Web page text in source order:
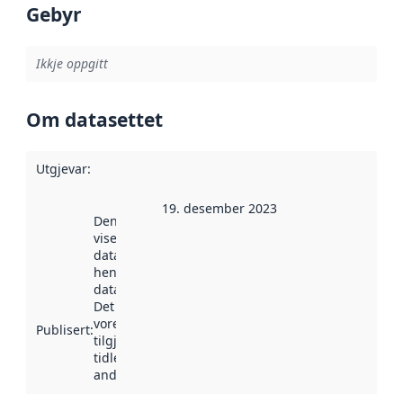
Gebyr
Ikkje oppgitt
Om datasettet
Utgjevar:
Publisert:
Denne datoen
viser når
datasettet vart
henta inn av
data.norge.no.
Det kan ha
vore
tilgjengeleg
tidlegare
andre stader.
19. desember 2023